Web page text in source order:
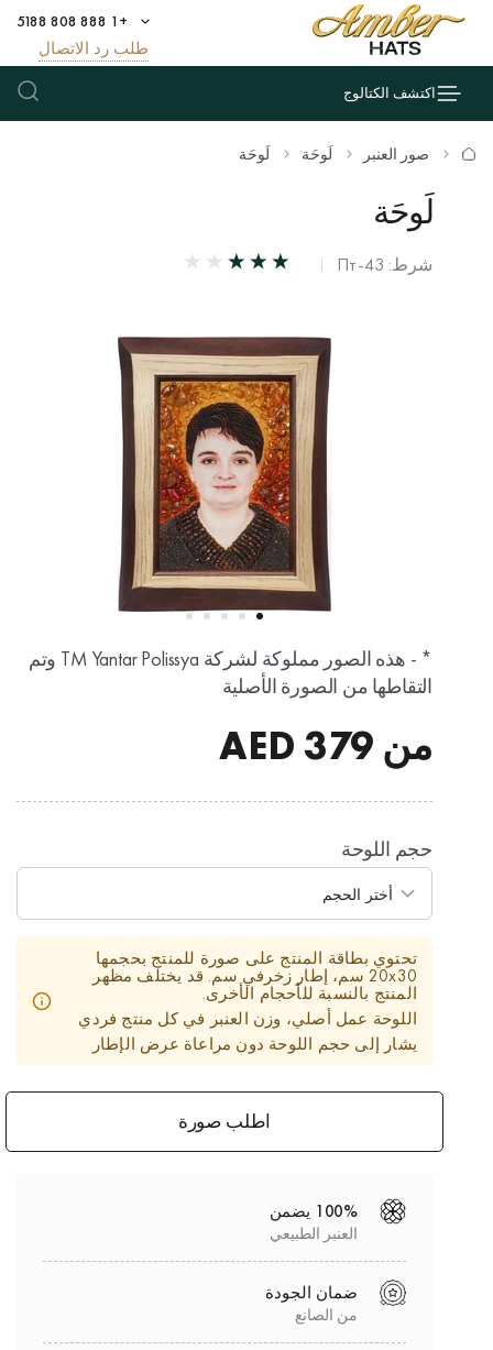
+1 888 808 5188
طلب رد الاتصال
اكتشف الكتالوج
صور العنبر لَوحَة لَوحَة
لَوحَة
شرط: Пт-43
* - هذه الصور مملوكة لشركة TM Yantar Polissya وتم
التقاطها من الصورة الأصلية
من
حجم اللوحة
تحتوي بطاقة المنتج على صورة للمنتج بحجمها
20x30 سم، إطار زخرفي سم. قد يختلف مظهر
المنتج بالنسبة للأحجام الأخرى.
اللوحة عمل أصلي، وزن العنبر في كل منتج فردي
يشار إلى حجم اللوحة دون مراعاة عرض الإطار
اطلب صورة
100% يضمن
العنبر الطبيعي
ضمان الجودة
من الصانع